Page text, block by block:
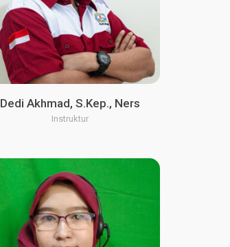
Dedi Akhmad, S.Kep., Ners
Instruktur